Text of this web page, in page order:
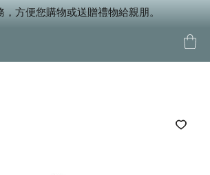
方便您購物或送贈禮物給親朋。